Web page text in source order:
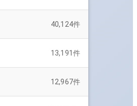
40,124件
13,191 件
12,967件